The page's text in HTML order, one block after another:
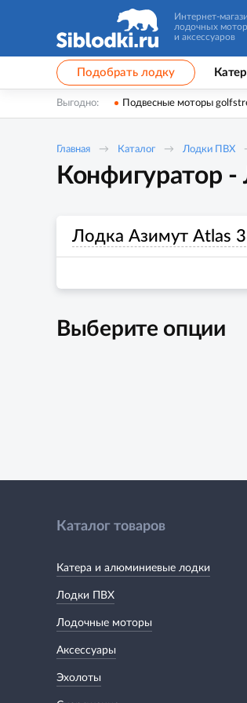
Интернет-
лодочных
и аксессуаров
Подобрать лодку
Выгодно: Подвесные моторы
Главная Каталог Лодки ПВХ
Конфигуратор -
Лодка Азимут Atlas
Выберите опции
Каталог товаров
Катера и алюминиевые лодки
Лодки ПВХ
Лодочные моторы
Аксессуары
Эхолоты